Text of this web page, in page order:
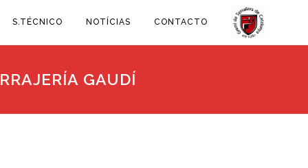
S.TÉCNICO NOTÍCIAS CONTACTO
GAUDÍ